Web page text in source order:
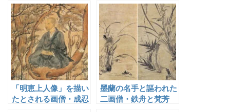
「明恵上人像」を描い
たとされる画僧・成忍
墨蘭の名手と謳われた
二画僧・鉄舟と梵芳